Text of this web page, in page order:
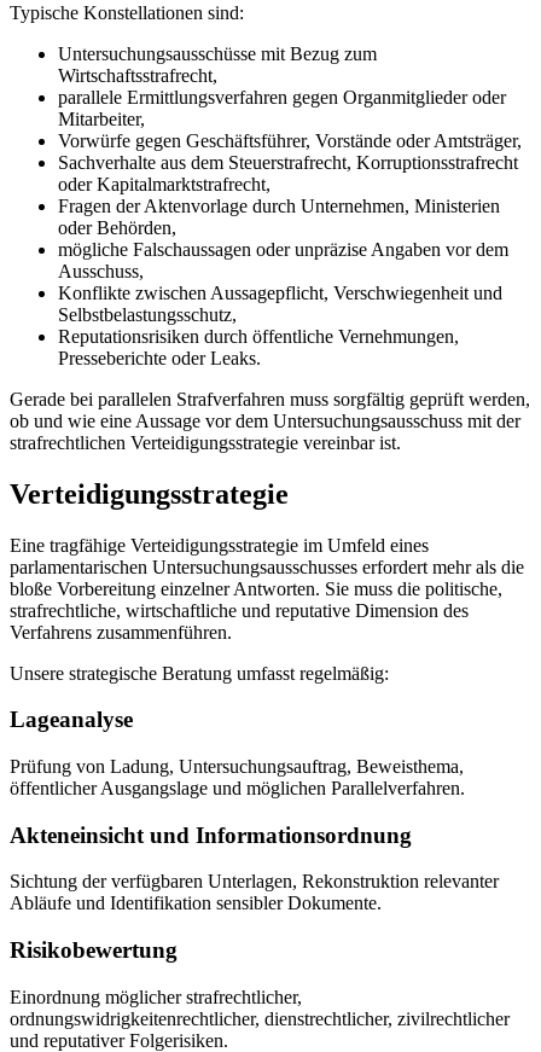
Typische Konstellationen sind:
Untersuchungsausschüsse mit Bezug zum
Wirtschaftsstrafrecht,
parallele Ermittlungsverfahren gegen Organmitglieder oder
Mitarbeiter,
Vorwürfe gegen Geschäftsführer, Vorstände oder Amtsträger,
Sachverhalte aus dem Steuerstrafrecht, Korruptionsstrafrecht
oder Kapitalmarktstrafrecht,
Fragen der Aktenvorlage durch Unternehmen, Ministerien
oder Behörden,
mögliche Falschaussagen oder unpräzise Angaben vor dem
Ausschuss,
Konflikte zwischen Aussagepflicht, Verschwiegenheit und
Selbstbelastungsschutz,
Reputationsrisiken durch öffentliche Vernehmungen,
Presseberichte oder Leaks.
Gerade bei parallelen Strafverfahren muss sorgfältig geprüft werden,
ob und wie eine Aussage vor dem Untersuchungsausschuss mit der
strafrechtlichen Verteidigungsstrategie vereinbar ist.
Verteidigungsstrategie
Eine tragfähige Verteidigungsstrategie im Umfeld eines
parlamentarischen Untersuchungsausschusses erfordert mehr als die
bloße Vorbereitung einzelner Antworten. Sie muss die politische,
strafrechtliche, wirtschaftliche und reputative Dimension des
Verfahrens zusammenführen.
Unsere strategische Beratung umfasst regelmäßig:
Lageanalyse
Prüfung von Ladung, Untersuchungsauftrag, Beweisthema,
öffentlicher Ausgangslage und möglichen Parallelverfahren.
Akteneinsicht und Informationsordnung
Sichtung der verfügbaren Unterlagen, Rekonstruktion relevanter
Abläufe und Identifikation sensibler Dokumente.
Risikobewertung
Einordnung möglicher strafrechtlicher,
ordnungswidrigkeitenrechtlicher, dienstrechtlicher, zivilrechtlicher
und reputativer Folgerisiken.